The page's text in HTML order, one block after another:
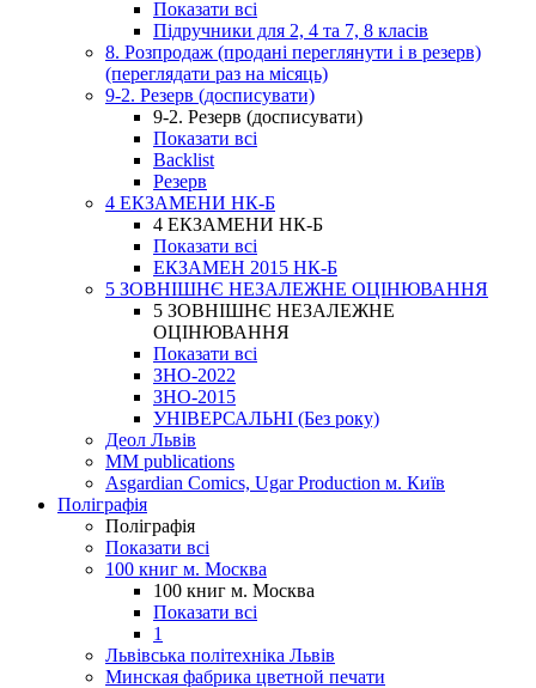
Показати всі
Підручники для 2, 4 та 7, 8 класів
8. Розпродаж (продані переглянути і в резерв)
(переглядати раз на місяць)
9-2. Резерв (досписувати)
9-2. Резерв (досписувати)
Показати всі
Backlist
Резерв
4 ЕКЗАМЕНИ НК-Б
4 ЕКЗАМЕНИ НК-Б
Показати всі
ЕКЗАМЕН 2015 НК-Б
5 ЗОВНІШНЄ НЕЗАЛЕЖНЕ ОЦІНЮВАННЯ
5 ЗОВНІШНЄ НЕЗАЛЕЖНЕ
ОЦІНЮВАННЯ
Показати всі
ЗНО-2022
ЗНО-2015
УНІВЕРСАЛЬНІ (Без року)
Деол Львів
MM publications
Asgardian Comics, Ugar Production м. Київ
Поліграфія
Поліграфія
Показати всі
100 книг м. Москва
100 книг м. Москва
Показати всі
1
Львівська політехніка Львів
Минская фабрика цветной печати